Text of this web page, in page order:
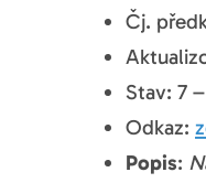
Čj.
Stav: 7
Odkaz:
Popis: